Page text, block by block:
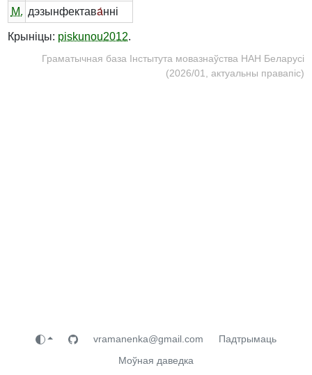
М. дэзынфектава́нні
Крыніцы: piskunou2012.
Граматычная база Інстытута мовазнаўства НАН Беларусі
(2026/01, актуальны правапіс)
vramanenka@gmail.com
Падтрымаць
Моўная даведка